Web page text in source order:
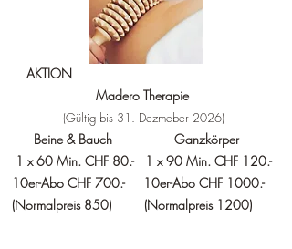
AKTION
Madero Therapie
(Gültig bis 31. Dezmeber 2026)
Beine & Bauch Ganzkörper
1 x 60 Min. CHF 80.- 1 x 90 Min. CHF 120.-
10er-Abo CHF 700.- 10er-Abo CHF 1000.-
(Normalpreis 850) (Normalpreis 1200)